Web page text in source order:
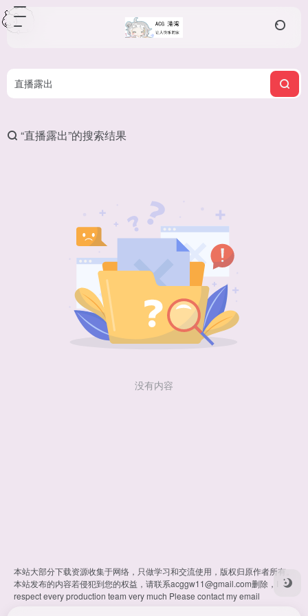
“直播露出”的搜索结果
没有内容
本站大部分下载资源收集于网络，只做学习和交流使用，版权归原作者所有。
本站发布的内容若侵犯到您的权益，请联系acggw11@gmail.com删除，I
respect every production team very much Please contact my email